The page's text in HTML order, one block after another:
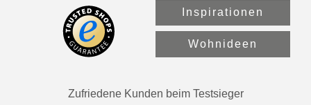
Inspirationen
Wohnideen
Zufriedene Kunden beim Testsieger